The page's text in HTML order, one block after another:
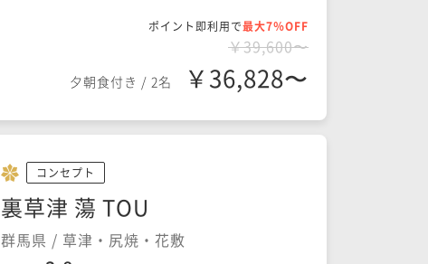
ポイント即利用で最大7％OFF
￥39,600〜
夕朝食付き / 2名 ￥36,828〜
コンセプト
裏草津 蕩 TOU
群馬県 / 草津・尻焼・花敷